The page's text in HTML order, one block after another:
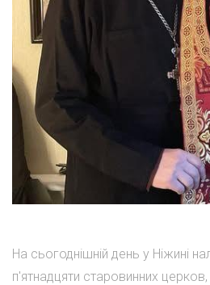
На сьогоднішній день у Ніжині
п'ятнадцяти старовинних церков,